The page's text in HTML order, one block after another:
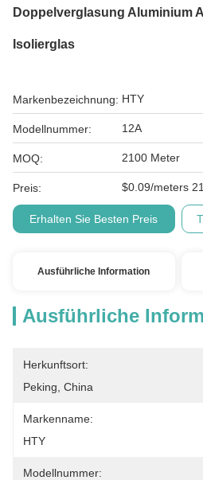
Doppelverglasung Aluminium
Isolierglas
Markenbezeichnung: HTY
Modellnummer: 12A
MOQ: 2100 Meter
Preis: $0.09/meters
Erhalten Sie Besten Preis
Ausführliche Information
Ausführliche
Herkunftsort:
Peking, China
Markenname:
HTY
Modellnummer: